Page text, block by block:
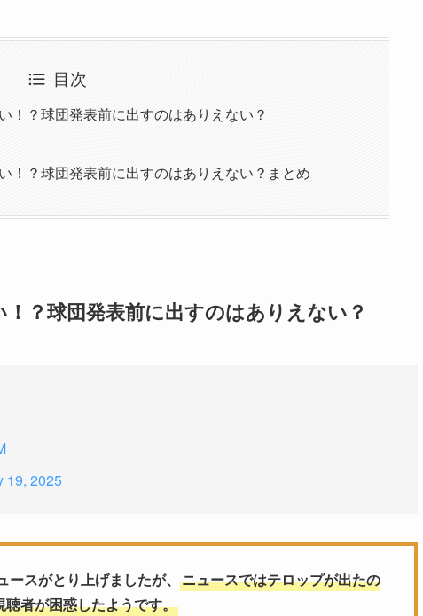
目次
！？球団発表前に出すのはありえない？
！？球団発表前に出すのはありえない？まとめ
？球団発表前に出すのはありえない？
19, 2025
スがとり上げましたが、 ニュースではテロップが出たの
者が困惑したようです。